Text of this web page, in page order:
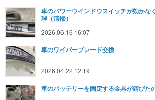
車のパワーウインドウスイッチが効かな
理（清掃）
2026.06.16 16:07
車のワイパーブレード交換
2026.04.22 12:19
車のバッテリーを固定する金具が錆びた